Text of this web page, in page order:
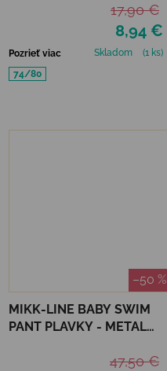
8,94 €
17,90 €
Pozrieť viac Skladom
(1 ks)
74/80
–50 %
MIKK-LINE BABY SWIM
PANT PLAVKY - METAL
47,50 €